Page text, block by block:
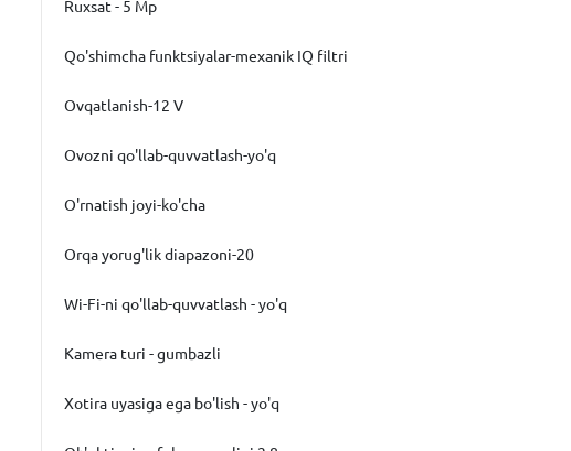
Ruxsat - 5 Mp
Qo'shimcha funktsiyalar-mexanik IQ filtri
Ovqatlanish-12 V
Ovozni qo'llab-quvvatlash-yo'q
O'rnatish joyi-ko'cha
Orqa yorug'lik diapazoni-20
Wi-Fi-ni qo'llab-quvvatlash - yo'q
Kamera turi - gumbazli
Xotira uyasiga ega bo'lish - yo'q